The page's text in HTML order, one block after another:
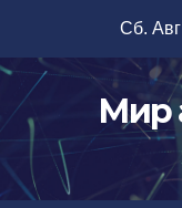
содержимому
Сб.
Мир